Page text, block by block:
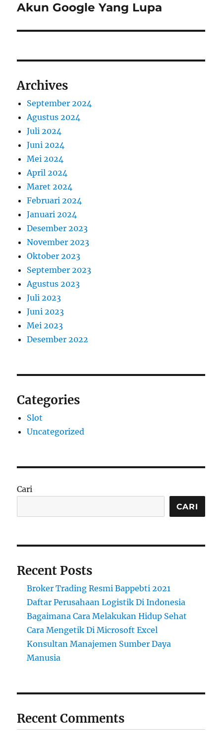
post:
Akun Google Yang Lupa
Archives
September 2024
Agustus 2024
Juli 2024
Juni 2024
Mei 2024
April 2024
Maret 2024
Februari 2024
Januari 2024
Desember 2023
November 2023
Oktober 2023
September 2023
Agustus 2023
Juli 2023
Juni 2023
Mei 2023
Desember 2022
Categories
Slot
Uncategorized
Cari
CARI
Recent Posts
Broker Trading Resmi Bappebti 2021
Daftar Perusahaan Logistik Di Indonesia
Bagaimana Cara Melakukan Hidup Sehat
Cara Mengetik Di Microsoft Excel
Konsultan Manajemen Sumber Daya
Manusia
Recent Comments